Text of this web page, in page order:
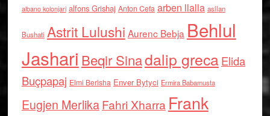
albano kolonjari alfons Grishaj Anton Cefa arben llalla asllan
Bushati Astrit Lulushi Aurenc Bebja Behlul
Jashari Beqir Sinadalip grecaElida
Buçpapaj Elmi Berisha Enver Bytyci Ermira Babamusta
Eugjen MerlikaFahri Xharra Frank